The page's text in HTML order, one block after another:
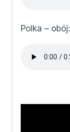
Polka – obój: